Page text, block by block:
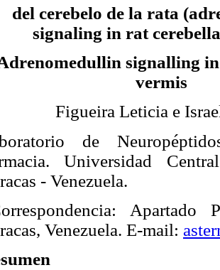
del cerebelo de la rata
signaling in rat
signalling
vermis
Figueira Leticia e
de
Universidad
- Venezuela.
Apartado
Venezuela. E-mail: